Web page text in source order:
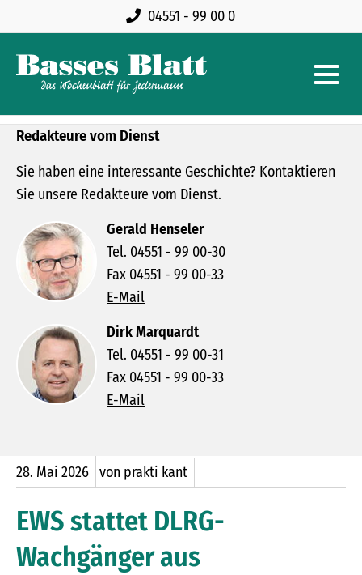
04551 - 99 00 0
Redakteure vom Dienst
Sie haben eine interessante Geschichte? Kontaktieren
Sie unsere Redakteure vom Dienst.
Gerald Henseler
Tel. 04551 - 99 00-30
Fax 04551 - 99 00-33
E-Mail
Dirk Marquardt
Tel. 04551 - 99 00-31
Fax 04551 - 99 00-33
E-Mail
28. Mai 2026 von prakti kant
EWS stattet DLRG-
Wachgänger aus